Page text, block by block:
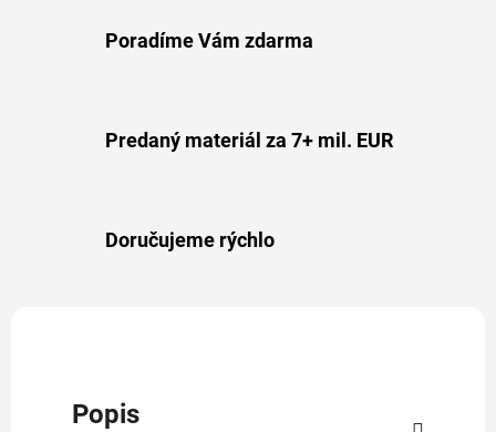
Poradíme Vám zdarma
Predaný materiál za 7+ mil. EUR
Doručujeme rýchlo
Popis